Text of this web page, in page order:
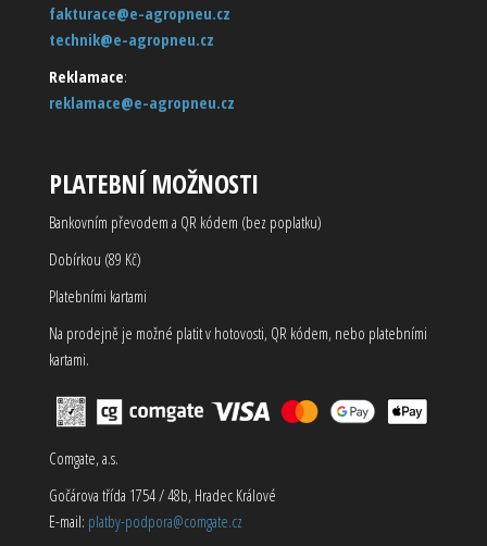
fakturace@e-agropneu.cz
technik@e-agropneu.cz
Reklamace:
reklamace@e-agropneu.cz
PLATEBNÍ MOŽNOSTI
Bankovním převodem a QR kódem (bez poplatku)
Dobírkou (89 Kč)
Platebními kartami
Na prodejně je možné platit v hotovosti, QR kódem, nebo platebními
kartami.
Comgate, a.s.
Gočárova třída 1754 / 48b, Hradec Králové
E-mail: platby-podpora@comgate.cz